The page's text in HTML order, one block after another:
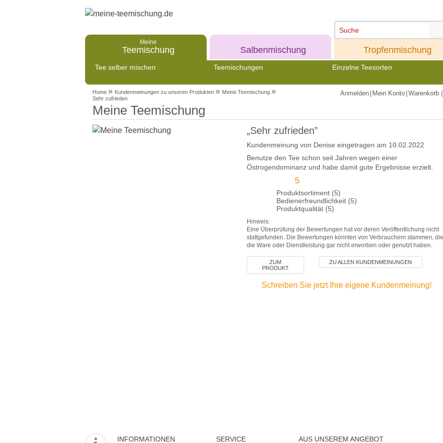
Meine
Teemischung
Tee selber mischen Teemischungen Einzelne Teesorten
Salbenmischung Tropfenmischung
Home » Kundenmeinungen zu unseren Produkten » Meine Teemischung »
Sehr zufrieden
Warenkorb
Mein Konto
Anmelden
Meine Teemischung
„Sehr zufrieden”
Kundenmeinung von Denise eingetragen am 10.02.2022
Benutze den Tee schon seit Jahren wegen einer
Östrogendominanz und habe damit gute Ergebnisse erzielt.
5
Produktsortiment (5)
Bedienerfreundlichkeit (5)
Produktqualität (5)
Hinweis:
Eine Überprüfung der Bewertungen hat vor deren Veröffentlichung nicht
stattgefunden. Die Bewertungen könnten von Verbrauchern stammen, die
die Ware oder Dienstleistung gar nicht erworben oder genutzt haben.
ZUM
PRODUKT
ZU ALLEN KUNDENMEINUNGEN
Schreiben Sie jetzt Ihre eigene Kundenmeinung!
INFORMATIONEN SERVICE AUS UNSEREM ANGEBOT